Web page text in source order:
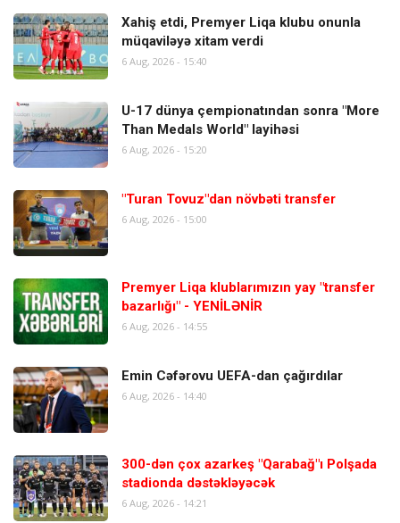
Xahiş etdi, Premyer Liqa klubu onunla
müqaviləyə xitam verdi
6 Aug, 2026 - 15:40
U-17 dünya çempionatından sonra "More
Than Medals World" layihəsi
6 Aug, 2026 - 15:20
"Turan Tovuz"dan növbəti transfer
6 Aug, 2026 - 15:00
Premyer Liqa klublarımızın yay "transfer
bazarlığı" - YENİLƏNİR
6 Aug, 2026 - 14:55
Emin Cəfərovu UEFA-dan çağırdılar
6 Aug, 2026 - 14:40
300-dən çox azarkeş "Qarabağ"ı Polşada
stadionda dəstəkləyəcək
6 Aug, 2026 - 14:21